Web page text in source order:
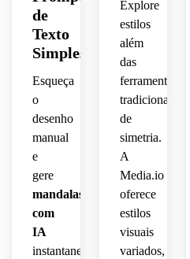
ornamentais
ultra
nítidos.
linhas.
clima
místico
sonhador,
anéis
ornamentais
em
texturas
finas
de pó
de
estrelas
elegante,
realces
polidos,
decoração
espiritual
sofisticada,
de
Texto
Simples
Esqueça
o
desenho
manual
e
gere
mandalas
com
IA
instantaneamente
Explore
estilos
além
das
ferramentas
tradicionais
de
simetria.
A
Media.io
oferece
estilos
visuais
variados,